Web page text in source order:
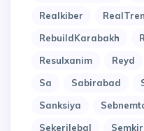
Realkiber
RebuildKarabakh
Resulxanim
Reyd
Sa
Sabirabad
Sanksiya
Sekerilebal
Semkir